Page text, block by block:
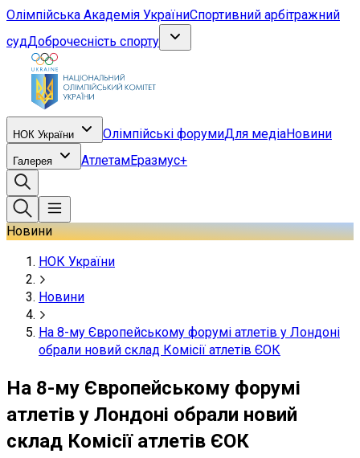
Олімпійська Академія УкраїниСпортивний арбітражний
судДоброчесність спорту
НОК України Олімпійські форумиДля медіаНовини
Галерея АтлетамЕразмус+
Новини
НОК України
Новини
На 8-му Європейському форумі атлетів у Лондоні
обрали новий склад Комісії атлетів ЄОК
На 8-му Європейському форумі
атлетів у Лондоні обрали новий
склад Комісії атлетів ЄОК